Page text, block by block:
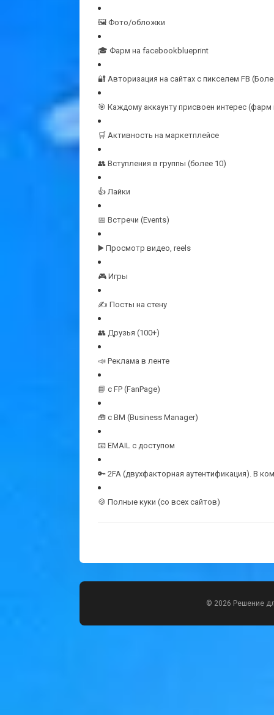
🖼️ Фото/обложки
🎓 Фарм на facebookblueprint
🔐 Авторизация на сайтах с пикселем FB
🎯 Каждому аккаунту присвоен интерес (фарм
🛒 Активность на маркетплейсе
👥 Вступления в группы (более 10)
👍 Лайки
📅 Встречи (Events)
▶️ Просмотр видео, reels
🎮 Игры
✍️ Посты на стену
👥 Друзья (100+)
📣 Реклама в ленте
📘 с FP (FanPage)
🧰 с BM (Business Manager)
📧 EMAIL с доступом
🔑 2FA (двухфакторная аутентификация). В
🍪 Полные куки (со всех сайтов)
© 2026 Решение